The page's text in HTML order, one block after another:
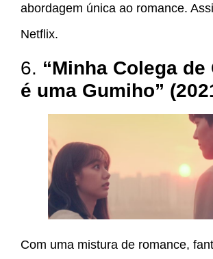
abordagem única ao romance.
Netflix.
6. “Minha Colega de
é uma Gumiho”
Com uma mistura de romance,